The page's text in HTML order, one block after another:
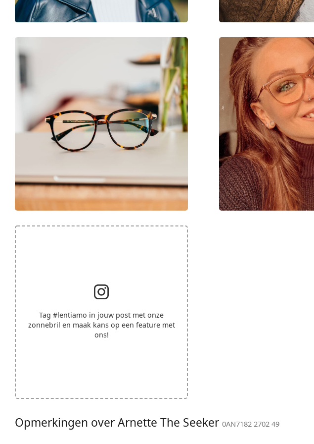
Code: 0AN7182 2702 49
Tag #lentiamo in jouw post met onze
zonnebril en maak kans op een feature met
ons!
Opmerkingen over Arnette The Seeker 0AN7182 2702 49